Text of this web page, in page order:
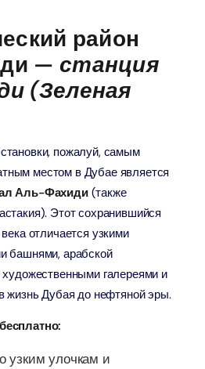
район
— станция
(Зеленая
пожалуй, самым
местом в Дубае является
Аль-Фахиди(также
Этот сохранившийся
отличается узкими
башнями, арабской
художественными галереями и
жизнь Дубая до нефтяной эры.
узким улочкам и